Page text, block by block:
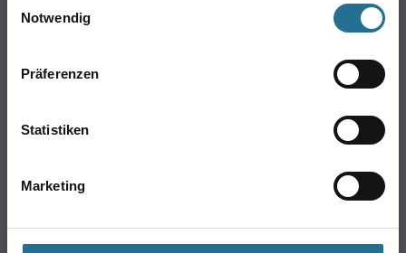
Notwendig
Präferenzen
Statistiken
Marketing
Online-Shop
WDV-Systeme
Putze- und Spachtelmassen
Werkzeug & Maschinen
Verbrauchsmaterialien